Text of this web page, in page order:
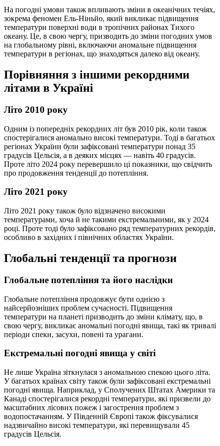
На погодні умови також впливають зміни в океанічних течіях,
зокрема феномен Ель-Ніньйо, який викликає підвищення
температури поверхні води в тропічних районах Тихого
океану. Це, в свою чергу, призводить до зміни погодних умов
на глобальному рівні, включаючи аномальне підвищення
температури в регіонах, що знаходяться далеко від океану.
Порівняння з іншими рекордними
літами в Україні
Літо 2010 року
Одним із попередніх рекордних літ був 2010 рік, коли також
спостерігалися аномально високі температури. Тоді в багатьох
регіонах України були зафіксовані температури понад 35
градусів Цельсія, а в деяких місцях — навіть 40 градусів.
Проте літо 2024 року перевершило ці показники, що свідчить
про продовження тенденції до потепління.
Літо 2021 року
Літо 2021 року також було відзначено високими
температурами, хоча й не такими екстремальними, як у 2024
році. Проте тоді було зафіксовано ряд температурних рекордів,
особливо в західних і північних областях України.
Глобальні тенденції та прогнози
Глобальне потепління та його наслідки
Глобальне потепління продовжує бути однією з
найсерйозніших проблем сучасності. Підвищення
температури на планеті призводить до зміни клімату, що, в
свою чергу, викликає аномальні погодні явища, такі як тривалі
періоди спеки, засухи, повені та урагани.
Екстремальні погодні явища у світі
Не лише Україна зіткнулася з аномальною спекою цього літа.
У багатьох країнах світу також були зафіксовані екстремальні
погодні явища. Наприклад, у Сполучених Штатах Америки та
Канаді спостерігалися рекордні температури, які призвели до
масштабних лісових пожеж і загострення проблем з
водопостачанням. У Південній Європі також фіксувалися
надзвичайно високі температури, які перевищували 45
градусів Цельсія.